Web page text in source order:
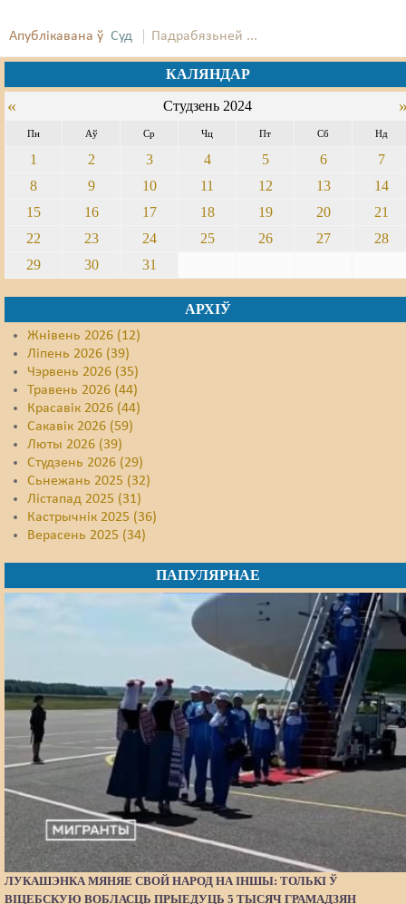
Апублікавана ў Суд Падрабязьней ...
КАЛЯНДАР
« Студзень 2024
Пн Аў Ср Чц Пт Сб Нд
1 2 3 4 5 6
7
8
9 10 11 12 13
14
15
16 17 18 19 20
21
22
23 24 25 26 27
28
29
30 31
АРХІЎ
Жнівень 2026 (12)
Ліпень 2026 (39)
Чэрвень 2026 (35)
Травень 2026 (44)
Красавік 2026 (44)
Сакавік 2026 (59)
Люты 2026 (39)
Студзень 2026 (29)
Сьнежань 2025 (32)
Лістапад 2025 (31)
Кастрычнік 2025 (36)
Верасень 2025 (34)
ПАПУЛЯРНАЕ
ЛУКАШЭНКА МЯНЯЕ СВОЙ НАРОД НА ІНШЫ: ТОЛЬКІ Ў
ВІЦЕБСКУЮ ВОБЛАСЦЬ ПРЫЕДУЦЬ 5 ТЫСЯЧ ГРАМАДЗЯН